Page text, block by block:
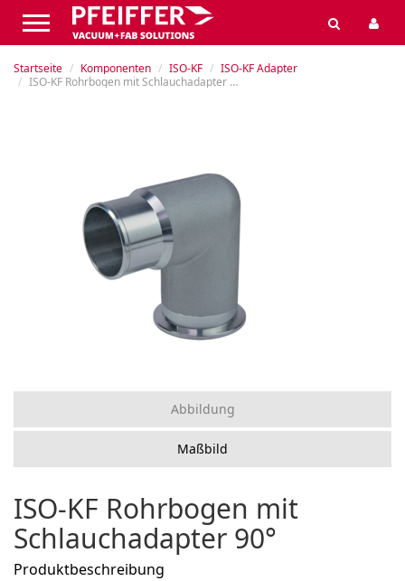
Startseite Komponenten ISO-KF
ISO-KF Adapter
ISO-KF Rohrbogen mit Schlauchadapter 90°
Abbildung
Maßbild
ISO-KF Rohrbogen mit
Schlauchadapter 90°
Produktbeschreibung